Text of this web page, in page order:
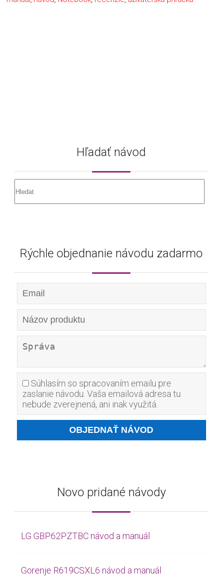
Hľadať návod
Rýchle objednanie návodu zadarmo
Súhlasím so spracovaním emailu pre
zaslanie návodu. Vaša emailová adresa tu
nebude zverejnená, ani inak využitá.
Novo pridané návody
LG GBP62PZTBC návod a manuál
Gorenje R619CSXL6 návod a manuál